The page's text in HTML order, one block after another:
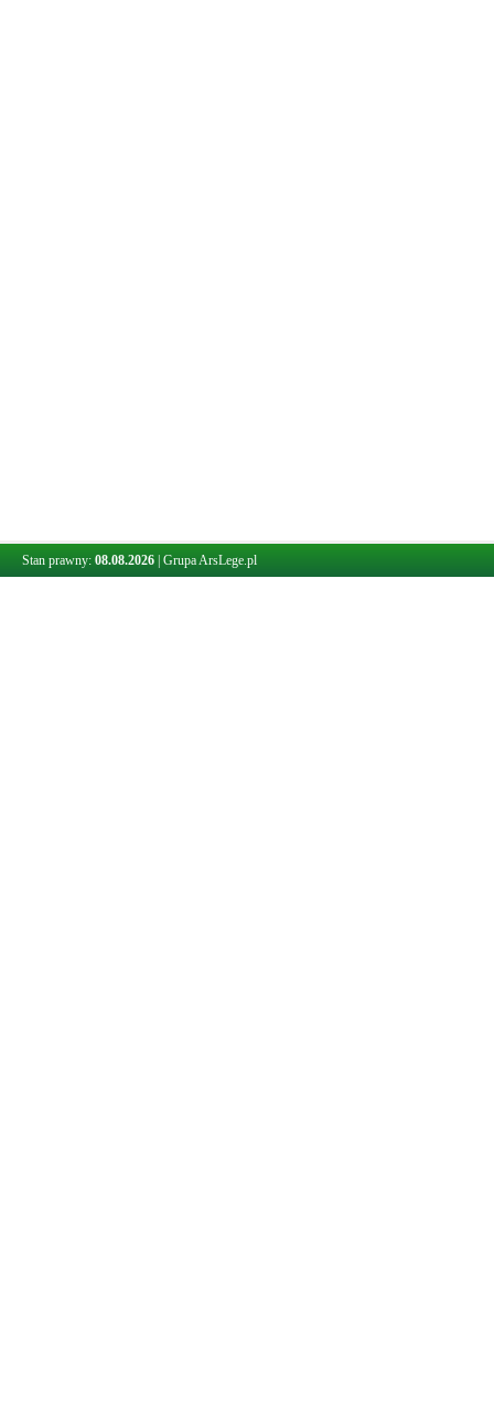
Stan prawny: 08.08.2026 Grupa ArsLege.pl